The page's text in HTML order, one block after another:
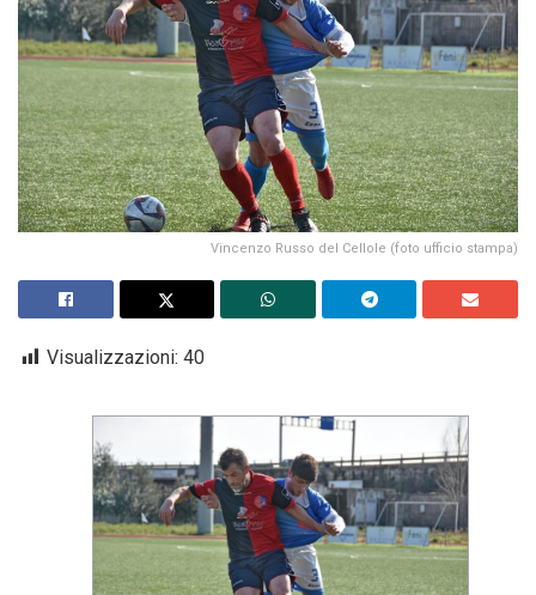
Vincenzo Russo del Cellole (foto ufficio stampa)
Visualizzazioni: 40